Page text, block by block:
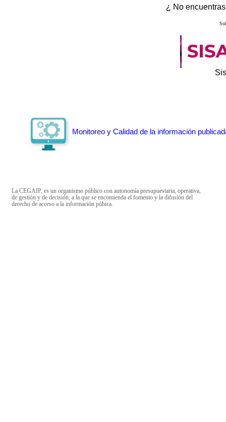
¿ No
Monitoreo y Calidad de la información
La CEGAIP, es un organismo público con autonomía presupuestaria, operativa,
de gestión y de decisión, a la que se encomienda el fomento y la difusión del
derecho de acceso a la información púbica.